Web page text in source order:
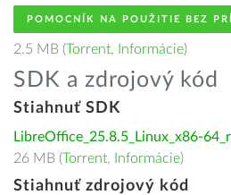
POMOCNÍK NA POUŽITIE BEZ
2.5 MB (Torrent, Informácie)
SDK a zdrojový kód
Stiahnuť SDK
LibreOffice_25.8.5_Linux_x86-
26 MB (Torrent, Informácie)
Stiahnuť zdrojový kód